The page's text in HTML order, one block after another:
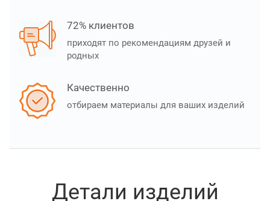
72% клиентов
приходят по рекомендациям друзей и
родных
Качественно
отбираем материалы для ваших изделий
Детали изделий